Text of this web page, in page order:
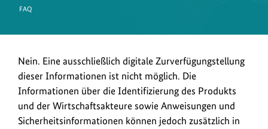
FAQ
Nein. Eine ausschließlich digitale Zurverfügungstellung
dieser Informationen ist nicht möglich. Die
Informationen über die Identifizierung des Produkts
und der Wirtschaftsakteure sowie Anweisungen und
Sicherheitsinformationen können jedoch zusätzlich in